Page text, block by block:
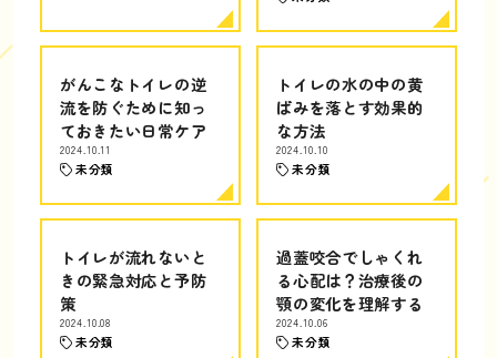
がんこなトイレの逆
流を防ぐために知っ
ておきたい日常ケア
2024.10.11
未分類
トイレの水の中の黄
ばみを落とす効果的
な方法
2024.10.10
未分類
トイレが流れないと
きの緊急対応と予防
策
2024.10.08
未分類
過蓋咬合でしゃくれ
る心配は？治療後の
顎の変化を理解する
2024.10.06
未分類